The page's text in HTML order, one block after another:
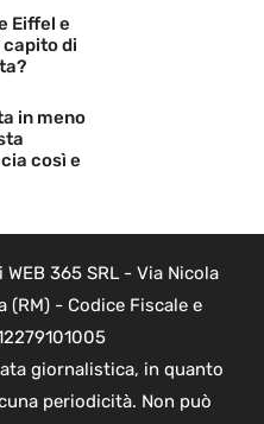
Eiffel e
capito di
in meno
così e
365 SRL - Via Nicola
(RM) - Codice Fiscale e
giornalistica, in quanto
periodicità. Non può